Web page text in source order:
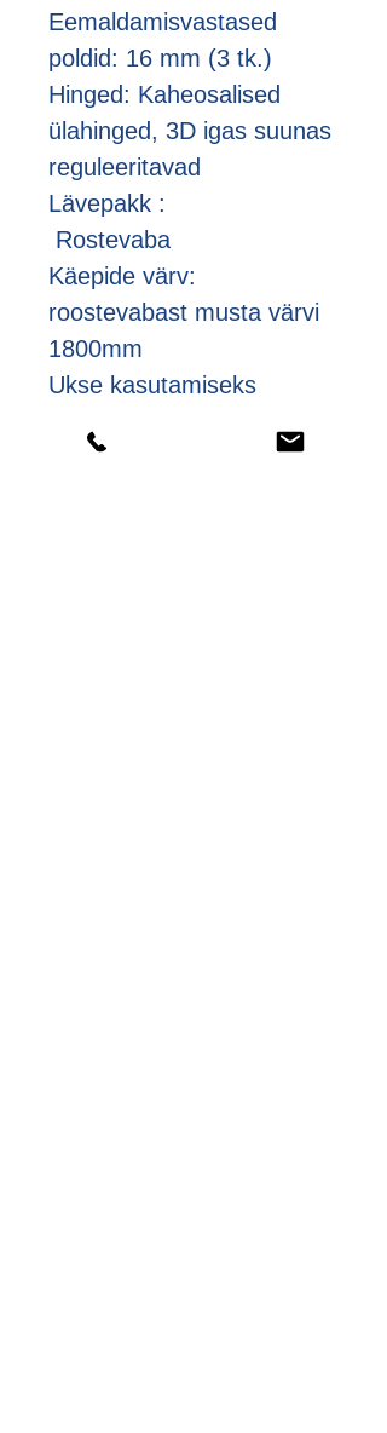
Eemaldamisvastased
poldid: 16 mm (3 tk.)
Hinged: Kaheosalised
ülahinged, 3D igas suunas
reguleeritavad
Lävepakk :
Rostevaba
Käepide värv:
roostevabast musta värvi
1800mm
Ukse kasutamiseks
kohal vajalik varikatus